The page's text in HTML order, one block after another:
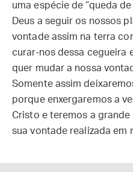
uma espécie de “queda
Deus a seguir os nossos
vontade assim na terra
curar-nos dessa cegueira
quer mudar a nossa
Somente assim
porque enxergaremos a
Cristo e teremos a grande
sua vontade realizada em